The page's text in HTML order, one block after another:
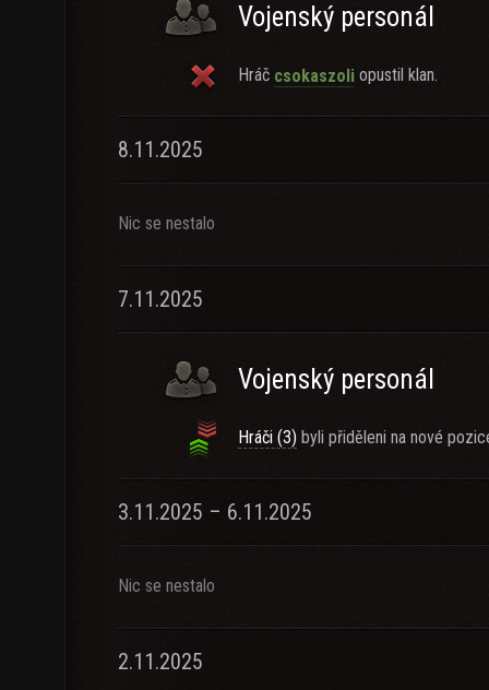
Vojenský personál
Hráč csokaszoli opustil klan.
8.11.2025
Nic se nestalo
7.11.2025
Vojenský personál
Hráči (3) byli přiděleni na nové
3.11.2025 – 6.11.2025
Nic se nestalo
2.11.2025